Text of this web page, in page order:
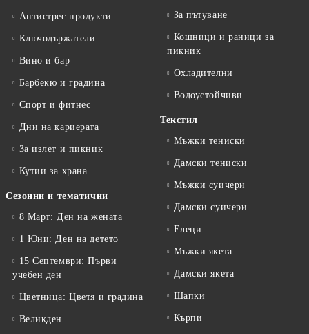
Антистрес продукти
Ключодържатели
Вино и бар
Барбекю и градина
Спорт и фитнес
Дни на кариерата
За излет и пикник
Кутии за храна
Сезонни и тематични
8 Март: Ден на жената
1 Юни: Ден на детето
15 Септември: Първи
учебен ден
Цветница: Цветя и градина
Великден
За пътуване
Кошници и раници за
пикник
Охладителни
Водоустойчиви
Текстил
Мъжки тениски
Дамски тениски
Мъжки суичери
Дамски суичери
Елеци
Мъжки якета
Дамски якета
Шапки
Кърпи